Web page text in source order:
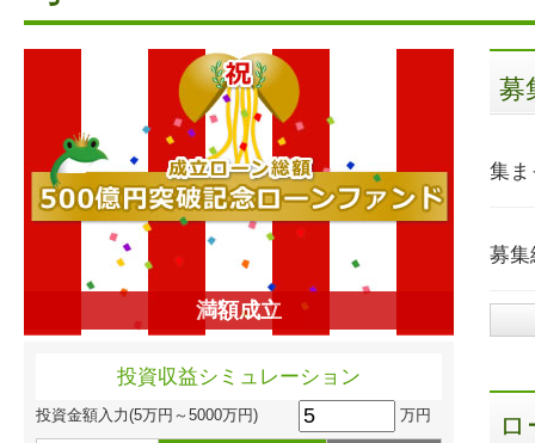
満額成立
投資収益シミュレーション
投資金額入力(5万円～5000万円) 万円
募
集ま
募集